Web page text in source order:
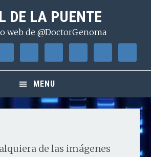
DE LA PUENTE
web de @DoctorGenoma
MENU
de las imágenes